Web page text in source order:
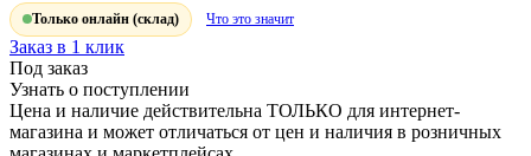
Только онлайн (склад) Что это значит
Заказ в 1 клик
Под заказ
Узнать о поступлении
Цена и наличие действительна ТОЛЬКО для интернет-
магазина и может отличаться от цен и наличия в розничных